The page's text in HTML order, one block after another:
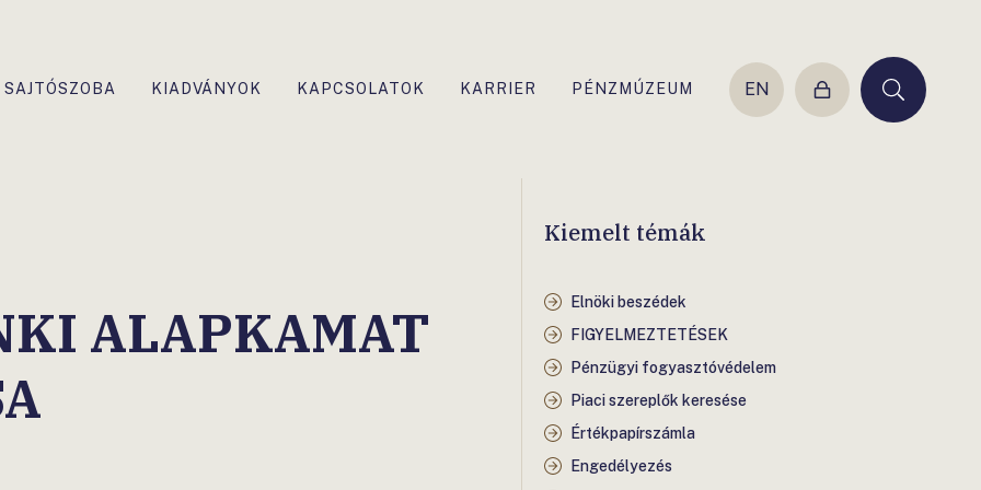
SAJTÓSZOBA KIADVÁNYOK KAPCSOLATOK KARRIER PÉNZMÚZEUM EN
Belépés Keresés
ALAPKAMAT
Kiemelt témák
Elnöki beszédek
FIGYELMEZTETÉSEK
Pénzügyi fogyasztóvédelem
Piaci szereplők keresése
Értékpapírszámla
Engedélyezés